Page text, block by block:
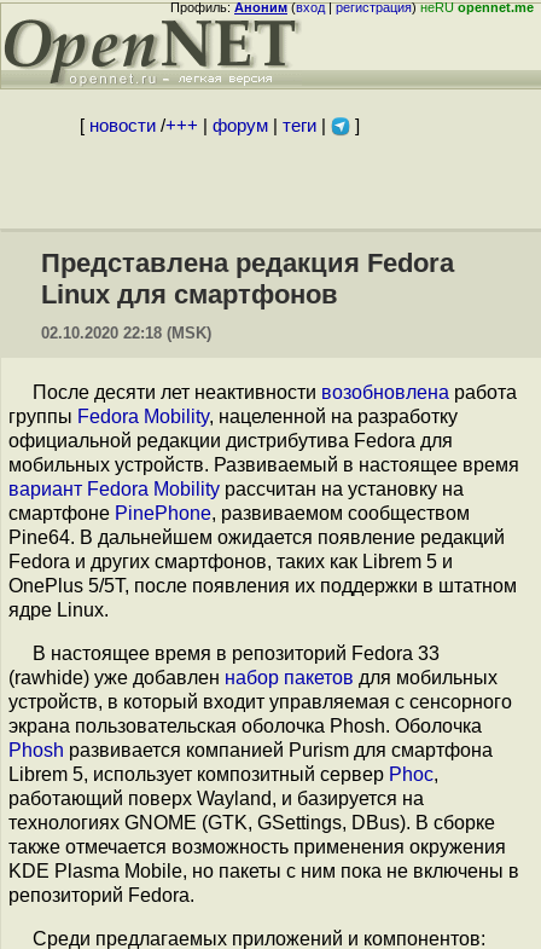
Профиль:Аноним(вход|регистрация)неRUopennet.me
[ новости/+++ форум| теги| ]
Представлена редакция Fedora
Linux для смартфонов
02.10.2020 22:18 (MSK)
После десяти лет неактивности возобновлена работа
группы Fedora Mobility, нацеленной на разработку
официальной редакции дистрибутива Fedora для
мобильных устройств. Развиваемый в настоящее время
вариант Fedora Mobility рассчитан на установку на
смартфоне PinePhone, развиваемом сообществом
Pine64. В дальнейшем ожидается появление редакций
Fedora и других смартфонов, таких как Librem 5 и
OnePlus 5/5T, после появления их поддержки в штатном
ядре Linux.
В настоящее время в репозиторий Fedora 33
(rawhide) уже добавлен набор пакетов для мобильных
устройств, в который входит управляемая с сенсорного
экрана пользовательская оболочка Phosh. Оболочка
Phosh развивается компанией Purism для смартфона
Librem 5, использует композитный сервер Phoc,
работающий поверх Wayland, и базируется на
технологиях GNOME (GTK, GSettings, DBus). В сборке
также отмечается возможность применения окружения
KDE Plasma Mobile, но пакеты с ним пока не включены в
репозиторий Fedora.
Среди предлагаемых приложений и компонентов: